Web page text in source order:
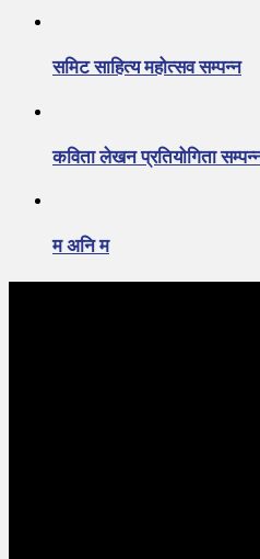
समिट साहित्य महोत्सव सम्पन्न
कविता लेखन प्रतियोगिता
म अनि म